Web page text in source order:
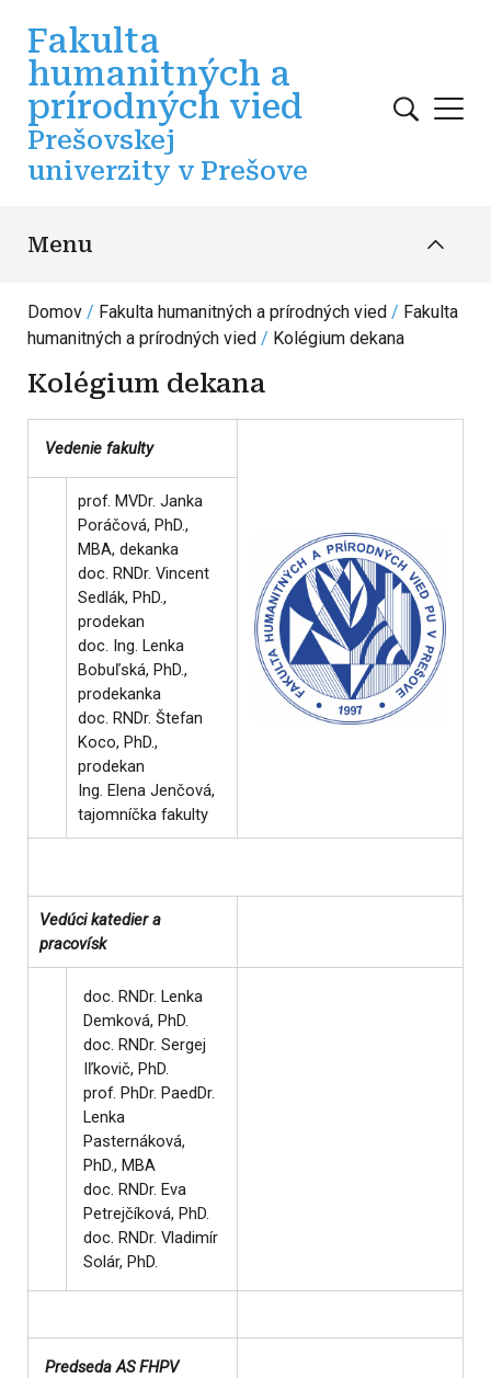
Fakulta
humanitných a
prírodných vied
Prešovskej
univerzity v Prešove
Menu
Domov Fakulta humanitných a prírodných vied
Fakulta
humanitných a prírodných vied
Kolégium dekana
Kolégium dekana
Vedenie fakulty
prof. MVDr. Janka
Poráčová, PhD.,
MBA, dekanka
doc. RNDr. Vincent
Sedlák, PhD.,
prodekan
doc. Ing. Lenka
Bobuľská, PhD.,
prodekanka
doc. RNDr. Štefan
Koco, PhD.,
prodekan
Ing. Elena Jenčová,
tajomníčka fakulty
Vedúci katedier a
pracovísk
doc. RNDr. Lenka
Demková, PhD.
doc. RNDr. Sergej
Iľkovič, PhD.
prof. PhDr. PaedDr.
Lenka
Pasternáková,
PhD., MBA
doc. RNDr. Eva
Petrejčíková, PhD.
doc. RNDr. Vladimír
Solár, PhD.
Predseda AS FHPV